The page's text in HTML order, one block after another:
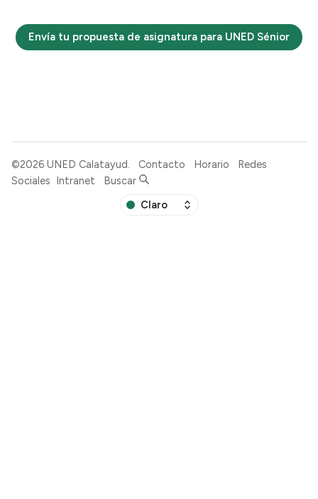
Envía tu propuesta de asignatura para UNED Sénior
©2026 UNED Calatayud. Contacto Horario
Redes
Sociales Intranet Buscar